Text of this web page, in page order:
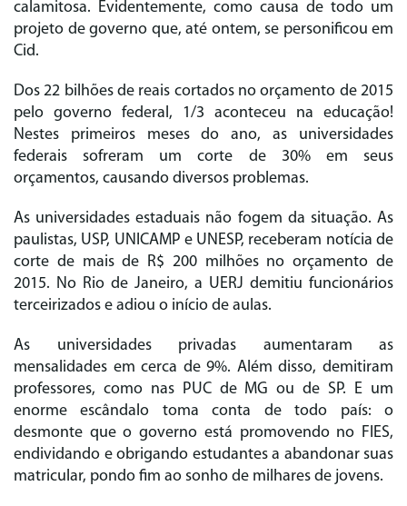
calamitosa. Evidentemente, como causa de todo um
projeto de governo que, até ontem, se personificou em
Cid.
Dos 22 bilhões de reais cortados no orçamento de 2015
pelo governo federal, 1/3 aconteceu na educação!
Nestes primeiros meses do ano, as universidades
federais sofreram um corte de 30% em seus
orçamentos, causando diversos problemas.
As universidades estaduais não fogem da situação. As
paulistas, USP, UNICAMP e UNESP, receberam notícia de
corte de mais de R$ 200 milhões no orçamento de
2015. No Rio de Janeiro, a UERJ demitiu funcionários
terceirizados e adiou o início de aulas.
As universidades privadas aumentaram as
mensalidades em cerca de 9%. Além disso, demitiram
professores, como nas PUC de MG ou de SP. E um
enorme escândalo toma conta de todo país: o
desmonte que o governo está promovendo no FIES,
endividando e obrigando estudantes a abandonar suas
matricular, pondo fim ao sonho de milhares de jovens.